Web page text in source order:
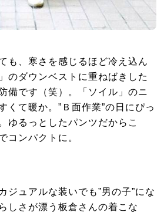
も、寒さを感じるほど冷え込ん
のダウンベストに重ねばきした
備です（笑）。「ソイル」のニ
くて暖か。”Ｂ面作業”の日にぴっ
ゆるっとしたパンツだからこ
コンパクトに。
ジュアルな装いでも”男の子”にな
しさが漂う板倉さんの着こな